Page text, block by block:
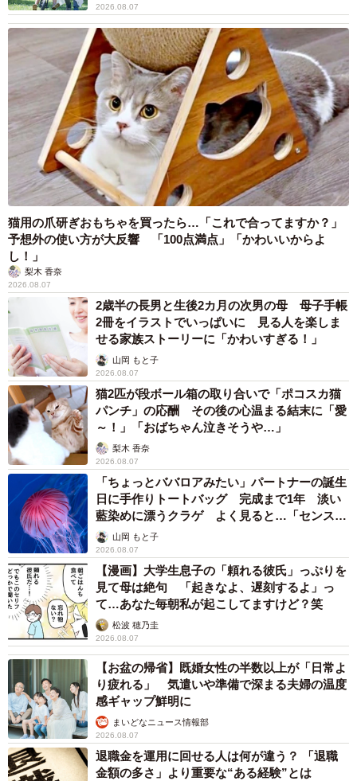
2026.08.07
猫用の爪研ぎおもちゃを買ったら…「これで合ってますか？」
予想外の使い方が大反響 「100点満点」「かわいいからよ
し！」
梨木 香奈
2026.08.07
2歳半の長男と生後2カ月の次男の母 母子手帳
2冊をイラストでいっぱいに 見る人を楽しま
せる家族ストーリーに「かわいすぎる！」
山岡 もと子
2026.08.07
猫2匹が段ボール箱の取り合いで「ポコスカ猫
パンチ」の応酬 その後の心温まる結末に「愛
～！」「おばちゃん泣きそうや…」
梨木 香奈
2026.08.07
「ちょっとババロアみたい」パートナーの誕生
日に手作りトートバッグ 完成まで1年 淡い
藍染めに漂うクラゲ よく見ると…「センスす
ごい」山岡 もと子
2026.08.07
【漫画】大学生息子の「頼れる彼氏」っぷりを
見て母は絶句 「起きなよ、遅刻するよ」っ
て…あなた毎朝私が起こしてますけど？笑
松波 穂乃圭
2026.08.07
【お盆の帰省】既婚女性の半数以上が「日常よ
り疲れる」 気遣いや準備で深まる夫婦の温度
感ギャップ鮮明に
まいどなニュース情報部
2026.08.07
退職金を運用に回せる人は何が違う？ 「退職
金額の多さ」より重要な“ある経験”とは